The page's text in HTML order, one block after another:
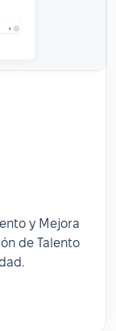
y Mejora
de Talento